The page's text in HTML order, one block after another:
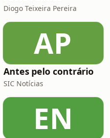
Diogo Teixeira Pereira
AP
Antes pelo contrário
SIC Notícias
EN